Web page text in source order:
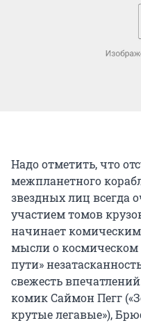
Надо отметить, что
межпланетного
звездных лиц всегда
участием томов
начинает
мысли о космическом
пути»
свежесть
комик Саймон Пегг
крутые легавые»),